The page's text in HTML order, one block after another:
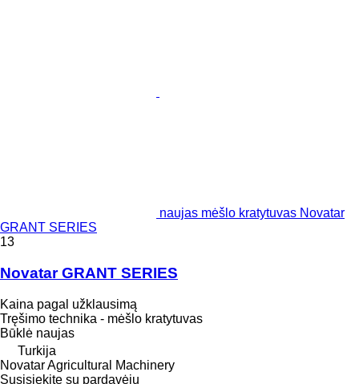
naujas mėšlo kratytuvas Novatar
GRANT SERIES
13
Novatar GRANT SERIES
Kaina pagal užklausimą
Tręšimo technika - mėšlo kratytuvas
Būklė naujas
Turkija
Novatar Agricultural Machinery
Susisiekite su pardavėju